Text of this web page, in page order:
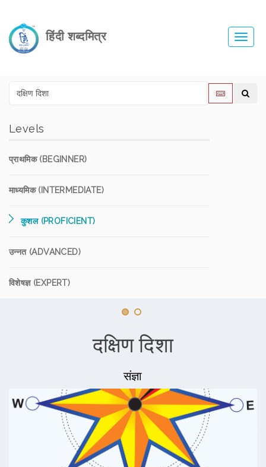
हिंदी शब्दमित्र
Levels
प्राथमिक (BEGINNER)
माध्यमिक (INTERMEDIATE)
कुशल (PROFICIENT)
उन्नत (ADVANCED)
विशेषज्ञ (EXPERT)
दक्षिण दिशा
संज्ञा